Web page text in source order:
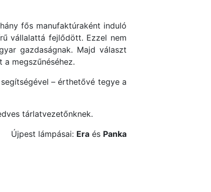
fős manufaktúraként induló
vállalattá fejlődött. Ezzel nem
gazdaságnak. Majd választ
megszűnéséhez.
– érthetővé tegye a
tárlatvezetőnknek.
Újpest lámpásai: Era és Panka